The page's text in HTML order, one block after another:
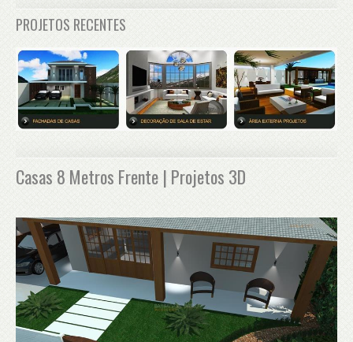
PROJETOS RECENTES
Casas 8 Metros Frente | Projetos 3D